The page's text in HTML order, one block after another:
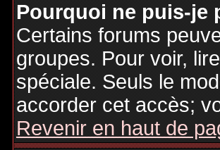
Pourquoi ne puis-je
Certains forums
groupes. Pour voir,
spéciale. Seuls le
accorder cet accès;
Revenir en haut de